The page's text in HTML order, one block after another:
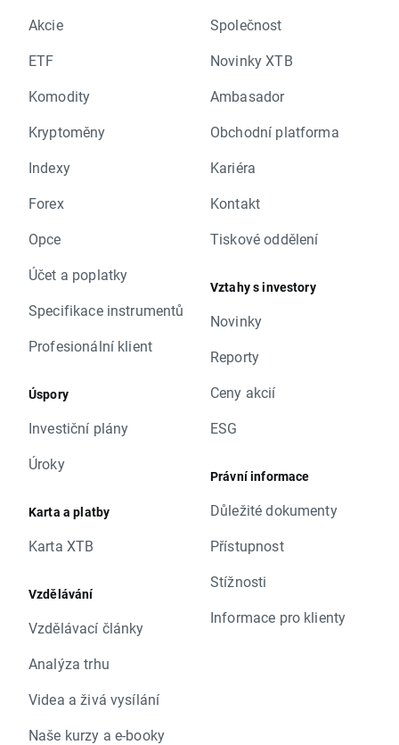
Akcie
ETF
Komodity
Kryptoměny
Indexy
Forex
Opce
Účet a poplatky
Specifikace instrumentů
Profesionální klient
Úspory
Investiční plány
Úroky
Karta a platby
Karta XTB
Vzdělávání
Vzdělávací články
Analýza trhu
Videa a živá vysílání
Naše kurzy a e-booky
Společnost
Novinky XTB
Ambasador
Obchodní platforma
Kariéra
Kontakt
Tiskové oddělení
Vztahy s investory
Novinky
Reporty
Ceny akcií
ESG
Právní informace
Důležité dokumenty
Přístupnost
Stížnosti
Informace pro klienty